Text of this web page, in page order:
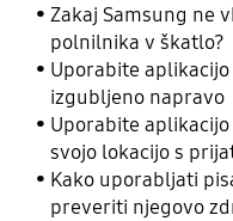
Zakaj Samsung ne
polnilnika v škatlo?
Uporabite
izgubljeno napravo
Uporabite
svojo lokacijo s
drugimi stiki
Kako uporabljati
preveriti njegovo